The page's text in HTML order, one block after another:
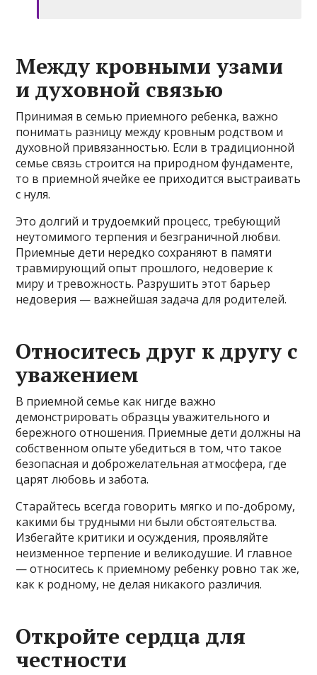
Между кровными узами
и духовной связью
Принимая в семью приемного ребенка, важно
понимать разницу между кровным родством и
духовной привязанностью. Если в традиционной
семье связь строится на природном фундаменте,
то в приемной ячейке ее приходится выстраивать
с нуля.
Это долгий и трудоемкий процесс, требующий
неутомимого терпения и безграничной любви.
Приемные дети нередко сохраняют в памяти
травмирующий опыт прошлого, недоверие к
миру и тревожность. Разрушить этот барьер
недоверия — важнейшая задача для родителей.
Относитесь друг к другу с
уважением
В приемной семье как нигде важно
демонстрировать образцы уважительного и
бережного отношения. Приемные дети должны на
собственном опыте убедиться в том, что такое
безопасная и доброжелательная атмосфера, где
царят любовь и забота.
Старайтесь всегда говорить мягко и по-доброму,
какими бы трудными ни были обстоятельства.
Избегайте критики и осуждения, проявляйте
неизменное терпение и великодушие. И главное
— относитесь к приемному ребенку ровно так же,
как к родному, не делая никакого различия.
Откройте сердца для
честности